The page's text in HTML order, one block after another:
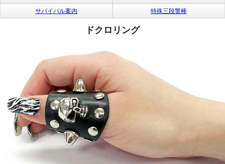
サバイバル案内 特殊三段警棒
ドクロリング